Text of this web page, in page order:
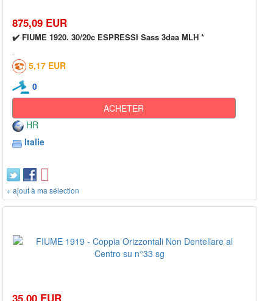
875,09 EUR
✔️ FIUME 1920. 30/20c ESPRESSI Sass 3daa MLH *
5,17 EUR
0
ACHETER
HR
Italie
+ ajout à ma sélection